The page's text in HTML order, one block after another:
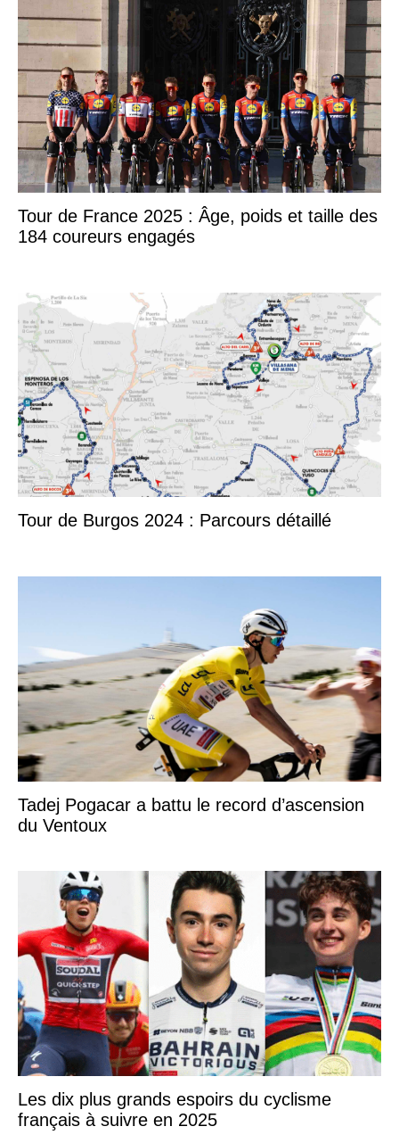
Tour de France 2025 : Âge, poids et taille des
184 coureurs engagés
Tour de Burgos 2024 : Parcours détaillé
Tadej Pogacar a battu le record d’ascension
du Ventoux
Les dix plus grands espoirs du cyclisme
français à suivre en 2025